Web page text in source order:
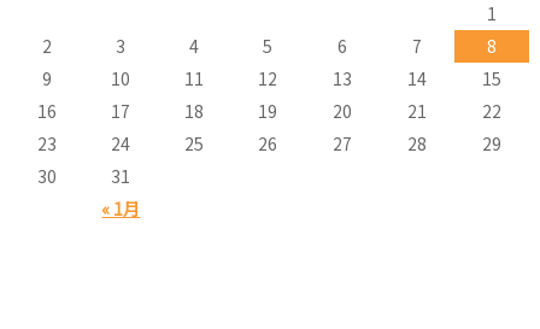
« 1月
1
2
3 4 5 6 7
8
9
10 11 12 13 14
15
16
17 18 19 20 21
22
23
24 25 26 27 28
29
30
31